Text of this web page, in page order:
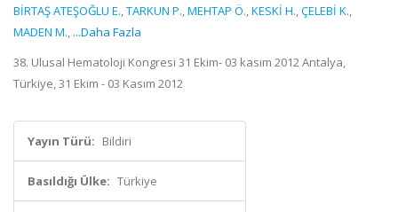
BİRTAŞ ATEŞOĞLU E.,TARKUN P.,MEHTAP Ö.,KESKİ H.,ÇELEBİ K.,
MADEN M., ...Daha Fazla
38. Ulusal Hematoloji Kongresi 31 Ekim- 03 kasım 2012 Antalya,
Türkiye, 31 Ekim - 03 Kasım 2012
Yayın Türü: Bildiri
Basıldığı Ülke: Türkiye